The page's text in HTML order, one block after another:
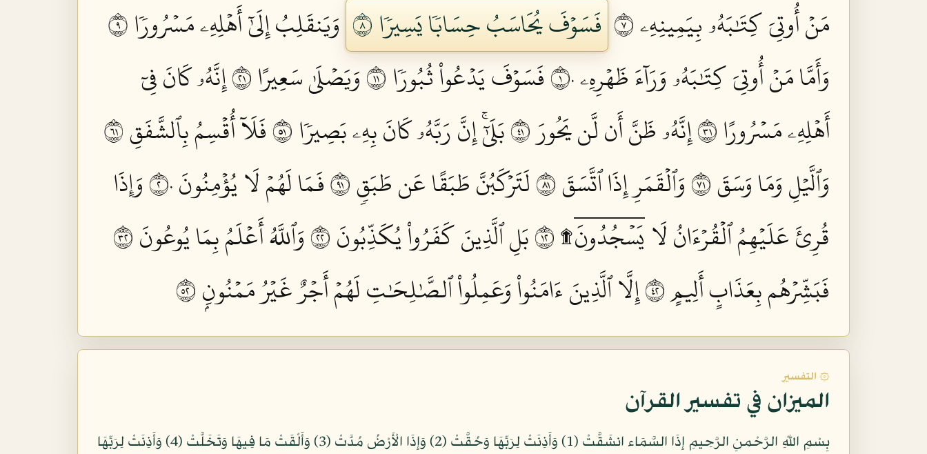
مَنۡ أُوتِيَ كِتَٰبَهُۥ بِيَمِينِهِۦ ٧
فَسَوۡفَ يُحَاسَبُ حِسَابٗا يَسِيرٗا ٨
وَيَنقَلِبُ إِلَىٰٓ أَهۡلِهِۦ مَسۡرُورٗا ٩
وَأَمَّا مَنۡ أُوتِيَ كِتَٰبَهُۥ وَرَآءَ ظَهۡرِهِۦ ١٠
فَسَوۡفَ يَدۡعُواْ ثُبُورٗا ١١ وَيَصۡلَىٰ سَعِيرًا ١٢
إِنَّهُۥ كَانَ فِيٓ
أَهۡلِهِۦ مَسۡرُورًا ١٣
إِنَّهُۥ ظَنَّ أَن لَّن يَحُورَ ١٤ بَلَىٰٓۚ إِنَّ رَبَّهُۥ كَانَ بِهِۦ بَصِيرٗا ١٥
فَلَآ أُقۡسِمُ بِٱلشَّفَقِ ١٦
وَٱلَّيۡلِ وَمَا وَسَقَ ١٧
وَٱلۡقَمَرِ إِذَا ٱتَّسَقَ ١٨ لَتَرۡكَبُنَّ طَبَقًا عَن طَبَقٖ ١٩ فَمَا لَهُمۡ لَا يُؤۡمِنُونَ ٢٠
وَإِذَا
قُرِئَ عَلَيۡهِمُ ٱلۡقُرۡءَانُ لَا يَسۡجُدُونَۤ۩ ٢١
بَلِ ٱلَّذِينَ كَفَرُواْ يُكَذِّبُونَ ٢٢
وَٱللَّهُ أَعۡلَمُ بِمَا يُوعُونَ ٢٣
فَبَشِّرۡهُم بِعَذَابٍ أَلِيمٍ ٢٤
إِلَّا ٱلَّذِينَ ءَامَنُواْ وَعَمِلُواْ ٱلصَّٰلِحَٰتِ لَهُمۡ أَجۡرٌ غَيۡرُ مَمۡنُونِۭ ٢٥
۞ التفسير
الميزان في تفسير القرآن
بِسْمِ اللّهِ الرَّحْمنِ الرَّحِيمِ إِذَا السَّمَاء انشَقَّتْ (1) وَأَذِنَتْ لِرَبِّهَا وَحُقَّتْ (2) وَإِذَا الْأَرْضُ مُدَّتْ (3) وَأَلْقَتْ مَا فِيهَا وَتَخَلَّتْ (4) وَأَذِنَتْ لِرَبِّهَا